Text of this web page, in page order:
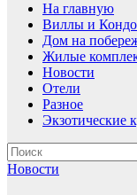
На главную
Виллы и
Дом на
Жилые
Новости
Отели
Разное
Экзотические
Новости